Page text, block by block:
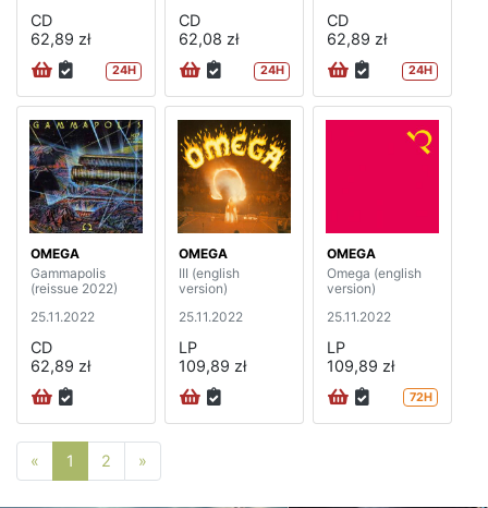
CD
62,89 zł
24H
CD
62,08 zł
24H
CD
62,89 zł
24H
OMEGA
Gammapolis
(reissue 2022)
25.11.2022
CD
62,89 zł
OMEGA
III (english
version)
25.11.2022
LP
109,89 zł
OMEGA
Omega (english
version)
25.11.2022
LP
109,89 zł
72H
« Poprzednia strona
1 2 »